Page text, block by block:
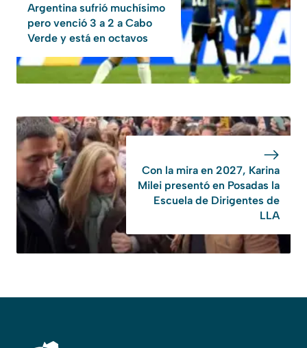
Argentina sufrió muchísimo
pero venció 3 a 2 a Cabo
Verde y está en octavos
Con la mira en 2027, Karina
Milei presentó en Posadas la
Escuela de Dirigentes de
LLA